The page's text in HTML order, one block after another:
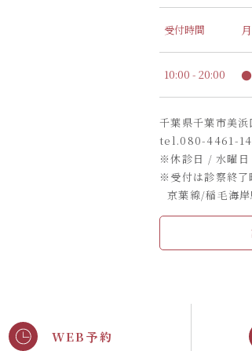
受付時間 月
10:00 - 20:00 ●
千葉県千葉市美
tel.080-4461-
※休診日 / 水曜日
※受付は診察終
京葉線/稲毛海
WEB予約